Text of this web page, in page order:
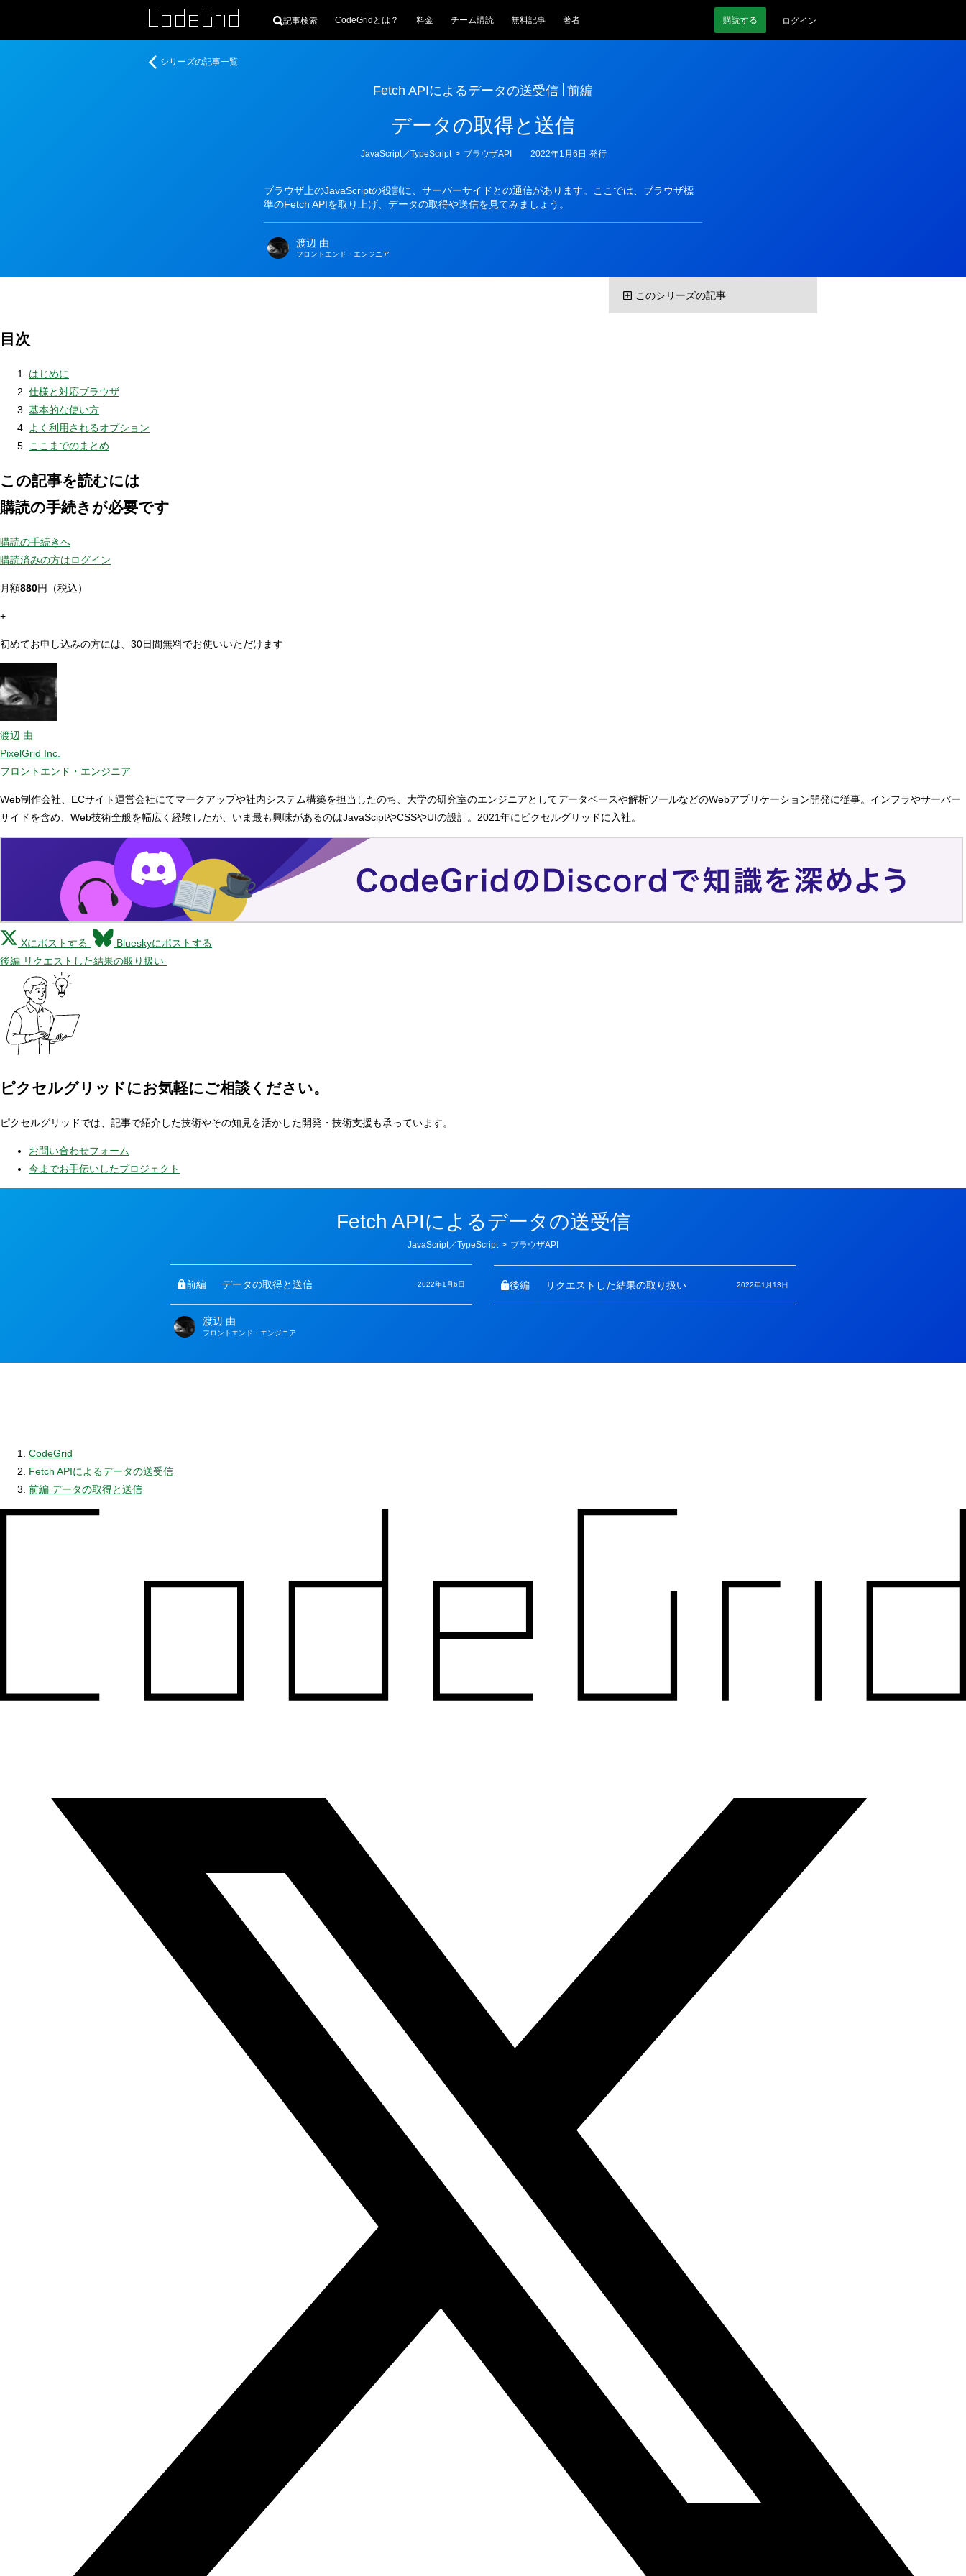
記事検索 CodeGridとは？ 料金 チーム購読 無料記事 著者 購読する ログイン
Fetch APIによるデータの送受信 前編
データの取得と送信
ブラウザ上のJavaScriptの役割に、サーバーサイドとの通信があります。ここでは、ブラウザ標
準のFetch APIを取り上げ、データの取得や送信を見てみましょう。
カ
ー
JavaScript／TypeScript > ブラウザAPI 2022年1月6日 発行
渡辺 由
フロントエンド・エンジニア
Fetch
シリーズの記事一覧
このシリーズの記事
目次
はじめに
仕様と対応ブラウザ
基本的な使い方
よく利用されるオプション
ここまでのまとめ
この記事を読むには
購読の手続きが必要です
購読の手続きへ
購読済みの方はログイン
月額880円（税込）
+
初めてお申し込みの方には、30日間無料でお使いいただけます
渡辺 由
PixelGrid Inc.
フロントエンド・エンジニア
Web制作会社、ECサイト運営会社にてマークアップや社内システム構築を担当したのち、大学の研究室のエンジニアとしてデータベースや解析ツールなどのWebアプリケーション開発に従事。インフラやサーバー
サイドを含め、Web技術全般を幅広く経験したが、いま最も興味があるのはJavaSciptやCSSやUIの設計。2021年にピクセルグリッドに入社。
Xにポストする
Blueskyにポストする
後編 リクエストした結果の取り扱い
ピクセルグリッドにお気軽にご相談ください。
ピクセルグリッドでは、記事で紹介した技術やその知見を活かした開発・技術支援も承っています。
お問い合わせフォーム
今までお手伝いしたプロジェクト
Fetch APIによるデータの送受信
カ
ゴ
JavaScript／TypeScript > ブラウザAPI
前編 データの取得と送信 2022年1月6日 後編 リクエストした結果の取り扱い 2022年1月13日
著
渡辺 由
フロントエンド・エンジニア
CodeGrid
Fetch APIによるデータの送受信
前編 データの取得と送信